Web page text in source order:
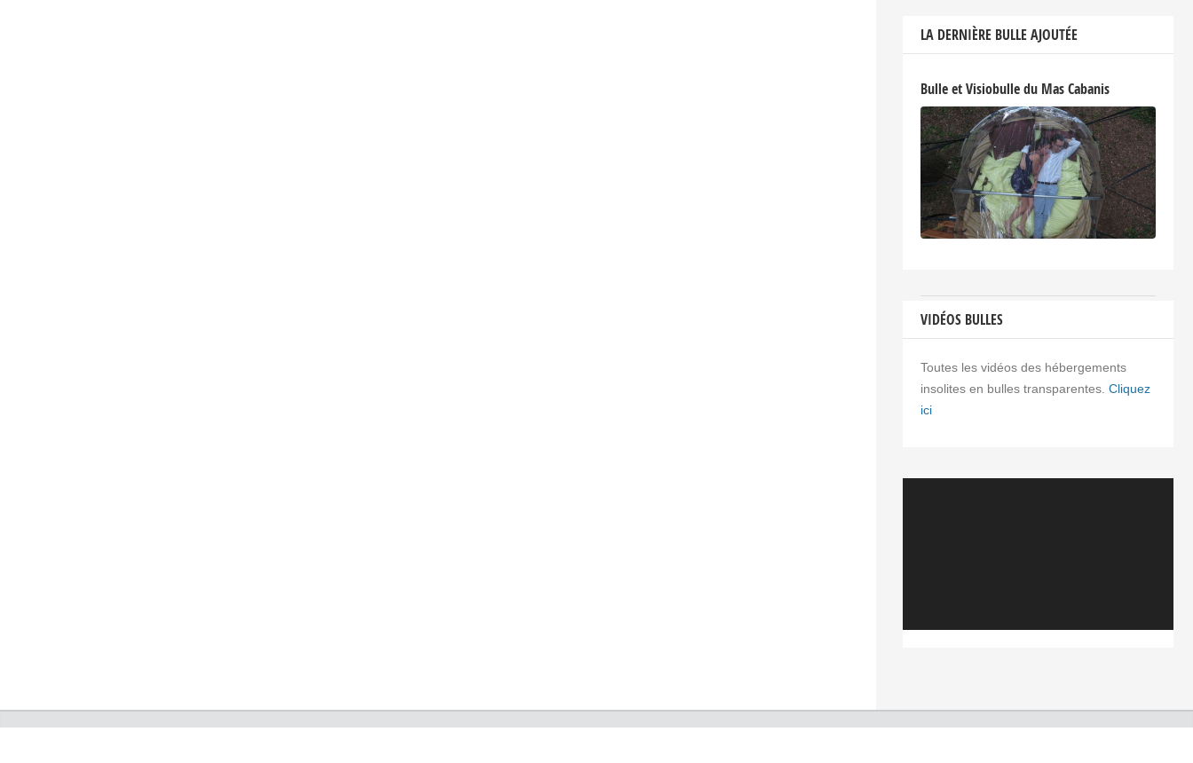
LA DERNIÈRE BULLE AJOUTÉE
Bulle et Visiobulle du Mas Cabanis
VIDÉOS BULLES
Toutes les vidéos des hébergements
insolites en bulles transparentes. Cliquez
ici